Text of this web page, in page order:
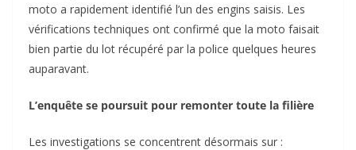
moto a rapidement identifié l’un des engins saisis. Les
vérifications techniques ont confirmé que la moto faisait
bien partie du lot récupéré par la police quelques heures
auparavant.
L’enquête se poursuit pour remonter toute la filière
Les investigations se concentrent désormais sur :